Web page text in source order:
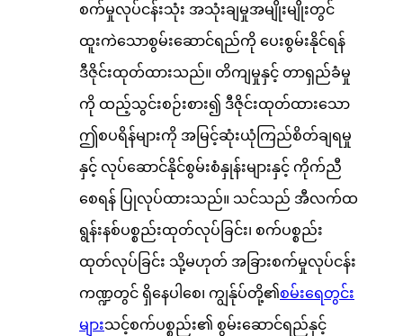
စက်မှုလုပ်ငန်းသုံး အသုံးချမှုအမျိုးမျိုးတွင်
ထူးကဲသောစွမ်းဆောင်ရည်ကို ပေးစွမ်းနိုင်ရန်
ဒီဇိုင်းထုတ်ထားသည်။ တိကျမှုနှင့် တာရှည်ခံမှု
ကို ထည့်သွင်းစဉ်းစား၍ ဒီဇိုင်းထုတ်ထားသော
ဤစပရိန်များကို အမြင့်ဆုံးယုံကြည်စိတ်ချရမှု
နှင့် လုပ်ဆောင်နိုင်စွမ်းစံနှုန်းများနှင့် ကိုက်ညီ
စေရန် ပြုလုပ်ထားသည်။ သင်သည် အီလက်ထ
ရွန်းနစ်ပစ္စည်းထုတ်လုပ်ခြင်း၊ စက်ပစ္စည်း
ထုတ်လုပ်ခြင်း သို့မဟုတ် အခြားစက်မှုလုပ်ငန်း
ကဏ္ဍတွင် ရှိနေပါစေ၊ ကျွန်ုပ်တို့၏စမ်းရေတွင်း
များသင့်စက်ပစ္စည်း၏ စွမ်းဆောင်ရည်နှင့်